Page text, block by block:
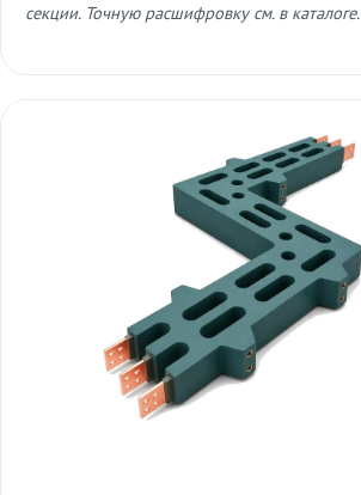
секции. Точную расшифровку см. в каталоге.